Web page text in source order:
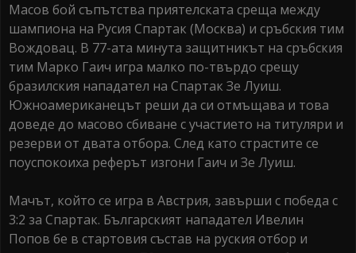
Масов бой съпътства приятелската среща между
шампиона на Русия Спартак (Москва) и сръбския тим
Вождовац. В 77-ата минута защитникът на сръбския
тим Марко Гаич игра малко по-твърдо срещу
бразилския нападател на Спартак Зе Луиш.
Южноамериканецът реши да си отмъщава и това
доведе до масово сбиване с участието на титуляри и
резерви от двата отбора. След като страстите се
поуспокоиха реферът изгони Гаич и Зе Луиш.
Мачът, който се игра в Австрия, завърши с победа с
3:2 за Спартак. Българският нападател Ивелин
Попов бе в стартовия състав на руския отбор и